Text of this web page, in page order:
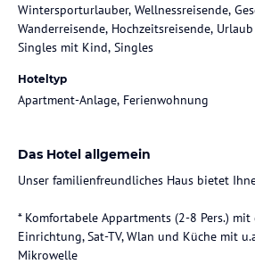
Wintersporturlauber, Wellnessreisende,
Wanderreisende, Hochzeitsreisende,
Singles mit Kind, Singles
Hoteltyp
Apartment-Anlage, Ferienwohnung
Das Hotel allgemein
Unser familienfreundliches Haus bietet
* Komfortabele Appartments (2-8 Pers.)
Einrichtung, Sat-TV, Wlan und Küche mit
Mikrowelle